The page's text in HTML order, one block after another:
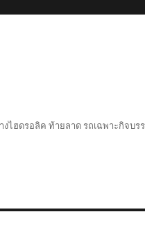
างไฮดรอลิค ท้ายลาด รถเฉพาะกิ